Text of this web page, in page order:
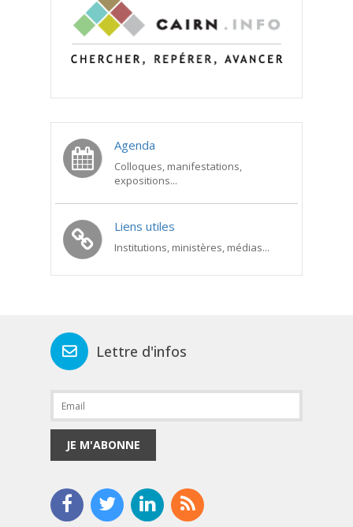
Agenda
Colloques, manifestations,
expositions...
Liens utiles
Institutions, ministères, médias...
Lettre d'infos
JE M'ABONNE